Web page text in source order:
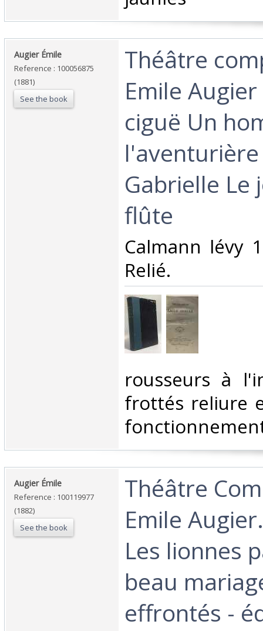
‎Augier Émile‎
Reference : 100056875
(1881)
See the book
‎Théâtre
Emile
ciguë Un
Gabrielle Le
flûte‎
‎Calmann lévy
Relié.‎
‎rousseurs à
frottés reliure
‎Augier Émile‎
Reference : 100119977
(1882)
See the book
‎Théâtre
Emile
Les lionnes
beau
effrontés -